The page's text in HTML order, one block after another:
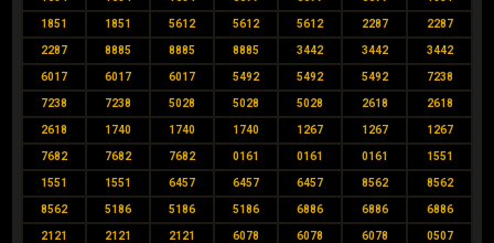
1851 1851 5612 5612 5612 2287 2287
2287 8885 8885 8885 3442 3442 3442
6017 6017 6017 5492 5492 5492 7238
7238 7238 5028 5028 5028 2618 2618
2618 1740 1740 1740 1267 1267 1267
7682 7682 7682 0161 0161 0161 1551
1551 1551 6457 6457 6457 8562 8562
8562 5186 5186 5186 6886 6886 6886
2121 2121 2121 6078 6078 6078 0507